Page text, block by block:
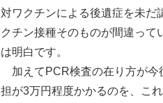
対ワクチンによる後遺症を未だ
クチン接種そのものが間違っ
は明白です。
加えてPCR検査の在り方が今
担が3万円程度かかるのを、こ